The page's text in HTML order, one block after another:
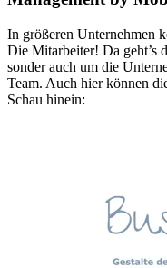
In größeren Unternehmen
Die Mitarbeiter! Da geht’s
sonder auch um die
Team. Auch hier können
Schau hinein: